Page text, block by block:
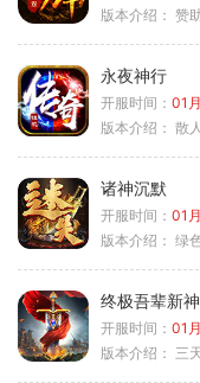
版本介绍： 赞
永夜神行
开服时间： 01
版本介绍： 散
诸神沉默
开服时间： 01
版本介绍： 绿
终极吾辈新
开服时间： 01
版本介绍： 三